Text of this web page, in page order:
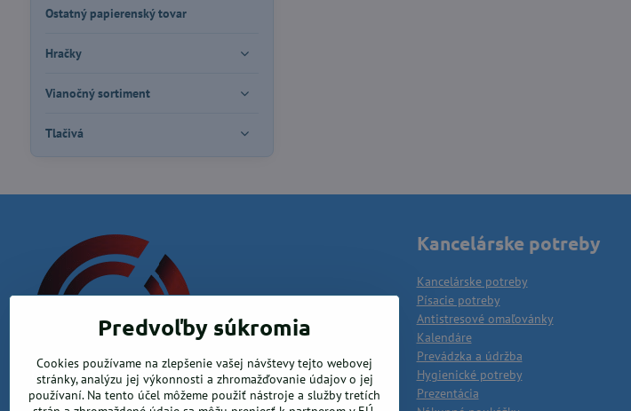
Ostatný papierenský tovar
Hračky
Vianočný sortiment
Tlačivá
Krea office, s.r.o.
Kancelárske potreby
Kancelárske potreby
Písacie potreby
Antistresové omaľovánky
Kalendáre
Prevádzka a údržba
Hygienické potreby
Prezentácia
Predvoľby súkromia
Cookies používame na zlepšenie vašej návštevy tejto webovej
stránky, analýzu jej výkonnosti a zhromažďovanie údajov o jej
používaní. Na tento účel môžeme použiť nástroje a služby tretích